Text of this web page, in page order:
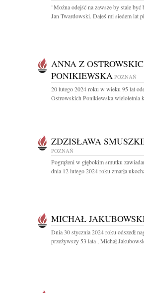
"Można odejść na zawsze by stale być
Jan Twardowski. Dałeś mi siedem lat
ANNA Z
PONIKIEWSKA POZNAŃ
20 lutego 2024 roku w wieku 95 lat
Ostrowskich Ponikiewska wieloletnia
ZDZISŁAWA
POZNAŃ
Pogrążeni w głębokim smutku
dnia 12 lutego 2024 roku zmarła
MICHAŁ
Dnia 30 stycznia 2024 roku odszedł
przeżywszy 53 lata , Michał